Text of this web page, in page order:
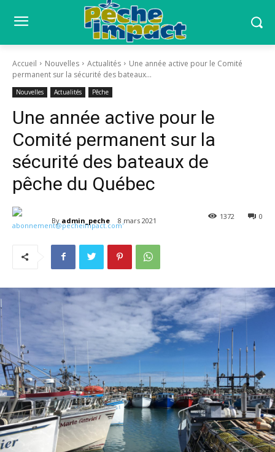
Accueil Nouvelles Actualités
Une année active pour le Comité
permanent sur la sécurité des bateaux...
Nouvelles Actualités Pêche
Une année active pour le
Comité permanent sur la
sécurité des bateaux de
pêche du Québec
By admin_peche 8 mars 2021 0
1372